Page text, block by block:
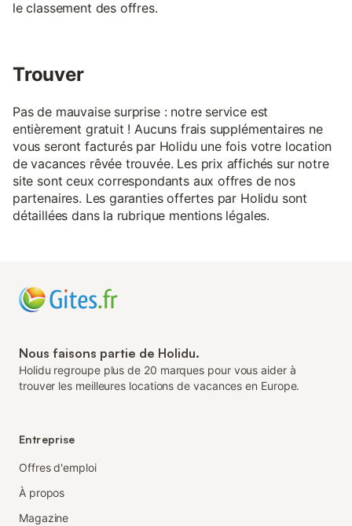
le classement des offres.
Trouver
Pas de mauvaise surprise : notre service est
entièrement gratuit ! Aucuns frais supplémentaires ne
vous seront facturés par Holidu une fois votre location
de vacances rêvée trouvée. Les prix affichés sur notre
site sont ceux correspondants aux offres de nos
partenaires. Les garanties offertes par Holidu sont
détaillées dans la rubrique mentions légales.
Nous faisons partie de Holidu.
Holidu regroupe plus de 20 marques pour vous aider à
trouver les meilleures locations de vacances en Europe.
Entreprise
Offres d'emploi
À propos
Magazine